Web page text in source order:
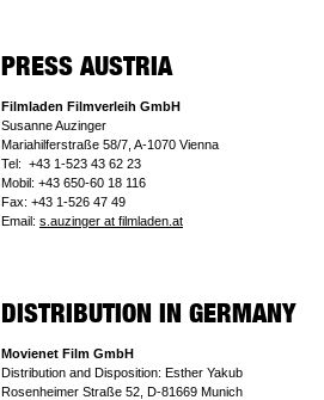
Filmladen Filmverleih GmbH
Susanne Auzinger
Mariahilferstraße 58/7, A-1070 Vienna
Tel: +43 1-523 43 62 23
Mobil: +43 650-60 18 116
Fax: +43 1-526 47 49
Email: s.auzinger at filmladen.at
Movienet Film GmbH
Distribution and Disposition: Esther Yakub
Rosenheimer Straße 52, D-81669 Munich